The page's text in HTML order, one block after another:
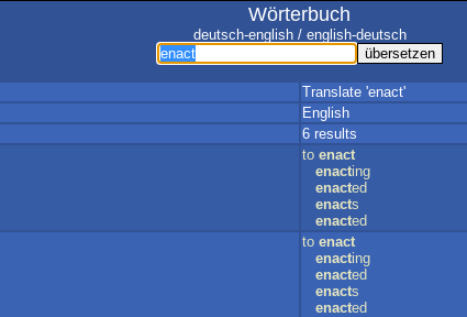
Wörterbuch
deutsch-english / english-deutsch
Translate 'enact'
English
6 results
to enact
enacting
enacted
enacts
enacted
to enact
enacting
enacted
enacts
enacted